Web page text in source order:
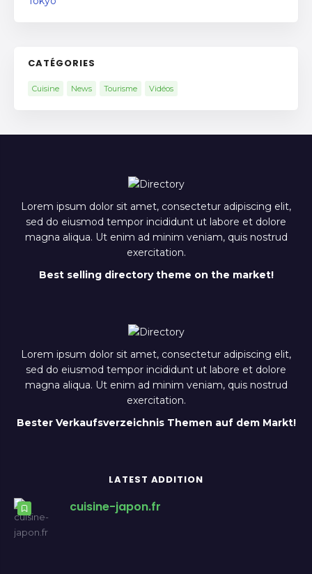
CATÉGORIES
Cuisine News Tourisme Vidéos
Lorem ipsum dolor sit amet, consectetur adipiscing elit,
sed do eiusmod tempor incididunt ut labore et dolore
magna aliqua. Ut enim ad minim veniam, quis nostrud
exercitation.
Best selling directory theme on the market!
Lorem ipsum dolor sit amet, consectetur adipiscing elit,
sed do eiusmod tempor incididunt ut labore et dolore
magna aliqua. Ut enim ad minim veniam, quis nostrud
exercitation.
Bester Verkaufsverzeichnis Themen auf dem Markt!
LATEST ADDITION
cuisine-japon.fr